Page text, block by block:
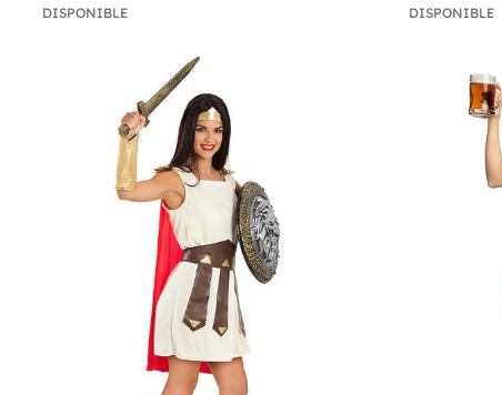
DISPONIBLE DISPONIBLE